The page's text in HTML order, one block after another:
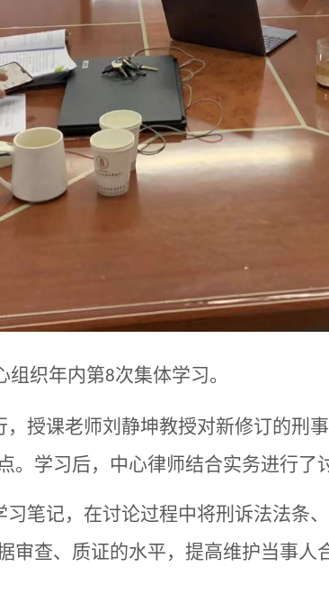
组织年内第8次集体学习。
， 授课老师刘静坤教授对新修订的刑
学习后，中心律师结合实务进行了
笔记，在讨论过程中将刑诉法法条、
审查、质证的水平，提高维护当事人